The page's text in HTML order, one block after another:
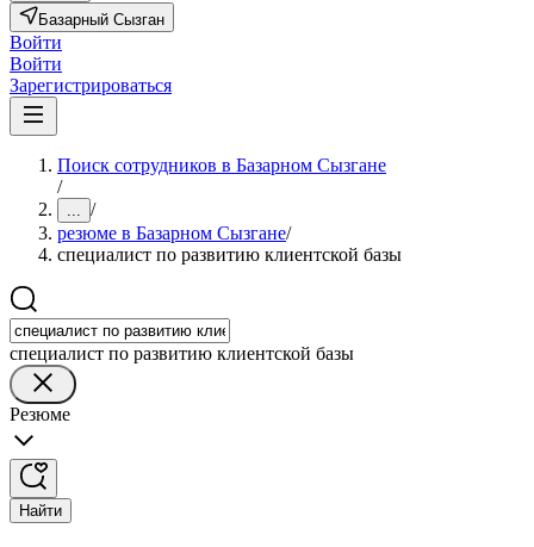
Базарный Сызган
Войти
Войти
Зарегистрироваться
Поиск сотрудников в Базарном Сызгане
/
... /
резюме в Базарном Сызгане/
специалист по развитию клиентской базы
специалист по развитию клиентской базы
Резюме
Найти